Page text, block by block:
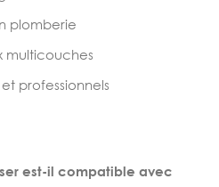
plomberie
multicouches
professionnels
est-il compatible avec